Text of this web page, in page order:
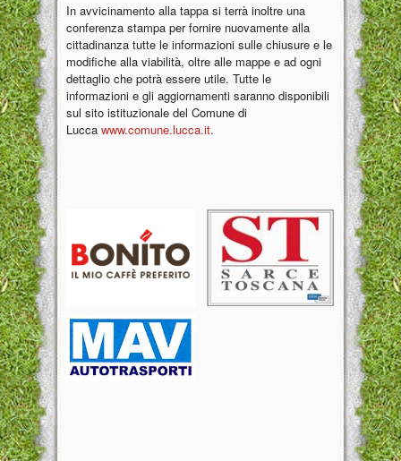
In avvicinamento alla tappa si terrà inoltre una
conferenza stampa per fornire nuovamente alla
cittadinanza tutte le informazioni sulle chiusure e le
modifiche alla viabilità, oltre alle mappe e ad ogni
dettaglio che potrà essere utile. Tutte le
informazioni e gli aggiornamenti saranno disponibili
sul sito istituzionale del Comune di
Lucca www.comune.lucca.it.